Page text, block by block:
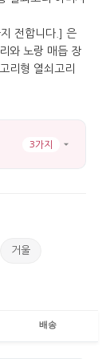
사용할 수
복을
치가
3가지
거울
배송